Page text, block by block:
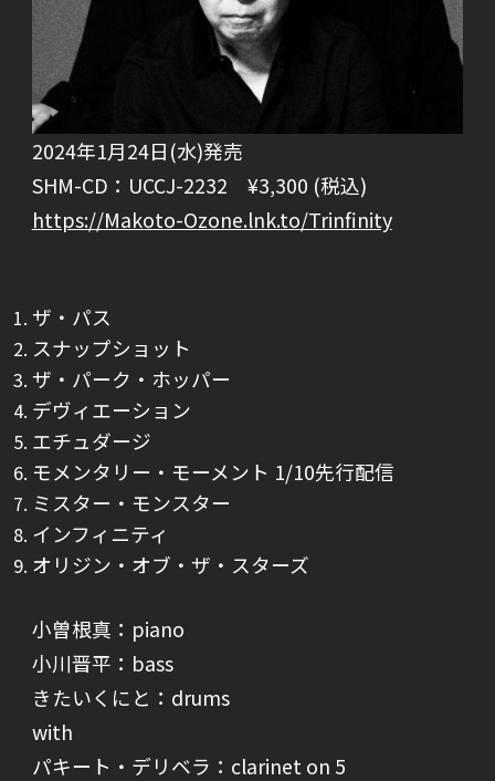
2024年1月24日(水)発売
SHM-CD：UCCJ-2232 ¥3,300 (税込)
https://Makoto-Ozone.lnk.to/Trinfinity
ザ・パス
スナップショット
ザ・パーク・ホッパー
デヴィエーション
エチュダージ
モメンタリー・モーメント 1/10先行配信
ミスター・モンスター
インフィニティ
オリジン・オブ・ザ・スターズ
小曽根真：piano
小川晋平：bass
きたいくにと：drums
with
パキート・デリベラ：clarinet on 5